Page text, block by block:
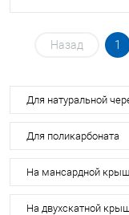
Назад 1
Для натуральной
Для поликарбоната
На мансардной
На двухскатной